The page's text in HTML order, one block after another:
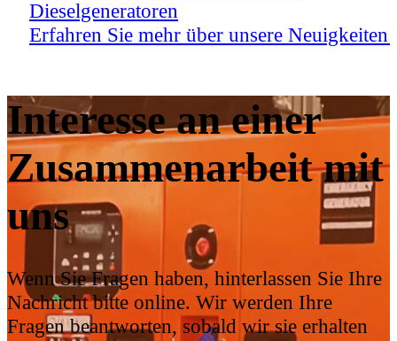
Interesse an einer
Zusammenarbeit mit
uns
Wenn Sie Fragen haben, hinterlassen Sie Ihre
Nachricht bitte online. Wir werden Ihre
Fragen beantworten, sobald wir sie erhalten